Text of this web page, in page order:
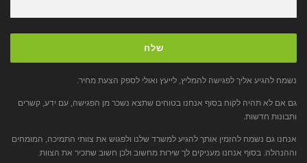
נשמח להגיע אליך לפגישה להמליץ, לייעץ ואולי לספק הצעת מחיר.
גם אם לא תהיה לקוח בסוף אנחנו בטוחים שתצא נשכר מן הפגישה, עם ידע, קשרים
ותבונות חדשות.
אנחנו גם נשמח להזמין אותך להגיע למשרד שלנו ולפגוש את צוותי התמיכה, המומחים
וההנהלה. בסוף אנחנו מעניקים לך שירות מחשוב ולכן חשוב שתכיר את הצוות.